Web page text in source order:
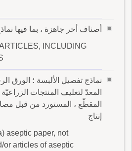
أصناف أخر جاهزة ، بما فيها
INCLUDING
نماذج تفصيل الألبسة ؛ الورق
المعدّ لتغليف المنتجات
المقطّع ، المستورد من قبل
إنتاج
aseptic paper, not
or articles of aseptic